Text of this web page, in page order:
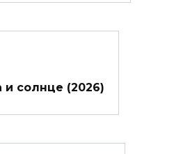
и солнце (2026)